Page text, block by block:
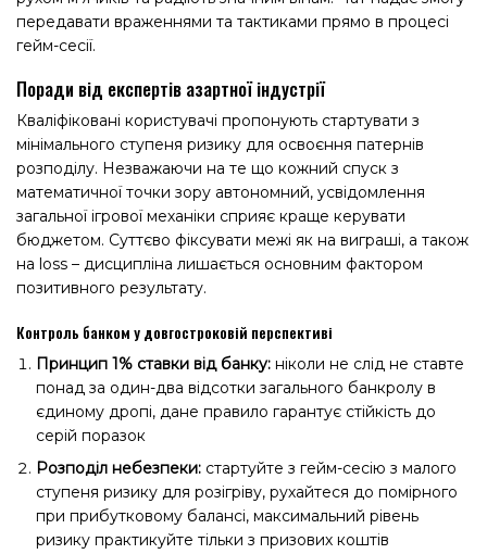
передавати враженнями та тактиками прямо в процесі
гейм-сесії.
Поради від експертів азартної індустрії
Кваліфіковані користувачі пропонують стартувати з
мінімального ступеня ризику для освоєння патернів
розподілу. Незважаючи на те що кожний спуск з
математичної точки зору автономний, усвідомлення
загальної ігрової механіки сприяє краще керувати
бюджетом. Суттєво фіксувати межі як на виграші, а також
на loss – дисципліна лишається основним фактором
позитивного результату.
Контроль банком у довгостроковій перспективі
Принцип 1% ставки від банку: ніколи не слід не ставте
понад за один-два відсотки загального банкролу в
єдиному дропі, дане правило гарантує стійкість до
серій поразок
Розподіл небезпеки: стартуйте з гейм-сесію з малого
ступеня ризику для розігріву, рухайтеся до помірного
при прибутковому балансі, максимальний рівень
ризику практикуйте тільки з призових коштів